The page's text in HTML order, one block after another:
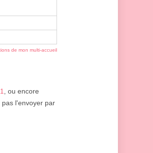
de mon multi-accueil
, ou encore
l'envoyer par